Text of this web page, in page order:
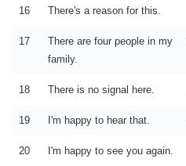
16 There's a reason for this.
17
There are four people in my
family.
18 There is no signal here.
19 I'm happy to hear that.
20 I'm happy to see you again.